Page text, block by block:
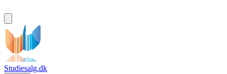
Studiesalg.dk